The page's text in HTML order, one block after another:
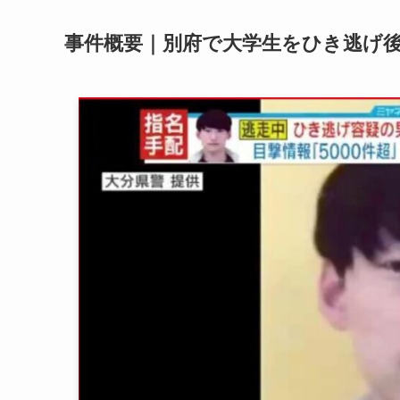
事件概要｜別府で大学生をひき逃げ